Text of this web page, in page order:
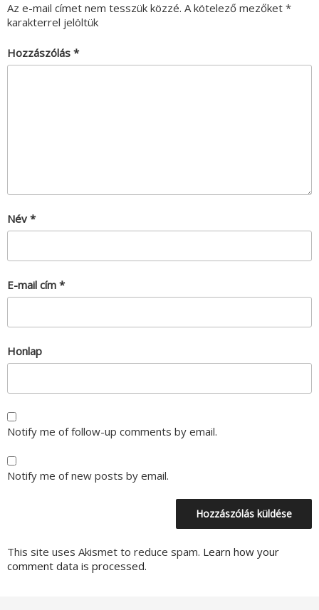
Az e-mail címet nem tesszük közzé. A kötelező mezőket *
karakterrel jelöltük
Hozzászólás *
Név *
E-mail cím *
Honlap
Notify me of follow-up comments by email.
Notify me of new posts by email.
This site uses Akismet to reduce spam. Learn how your
comment data is processed.